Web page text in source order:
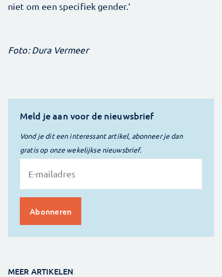
niet om een specifiek gender.’
Foto: Dura Vermeer
Meld je aan voor de nieuwsbrief
Vond je dit een interessant artikel, abonneer je dan
gratis op onze wekelijkse nieuwsbrief.
MEER ARTIKELEN